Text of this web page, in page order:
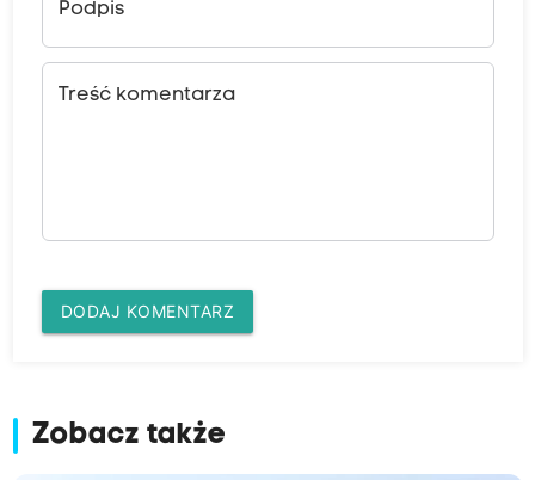
Podpis
Treść komentarza
DODAJ KOMENTARZ
Zobacz także